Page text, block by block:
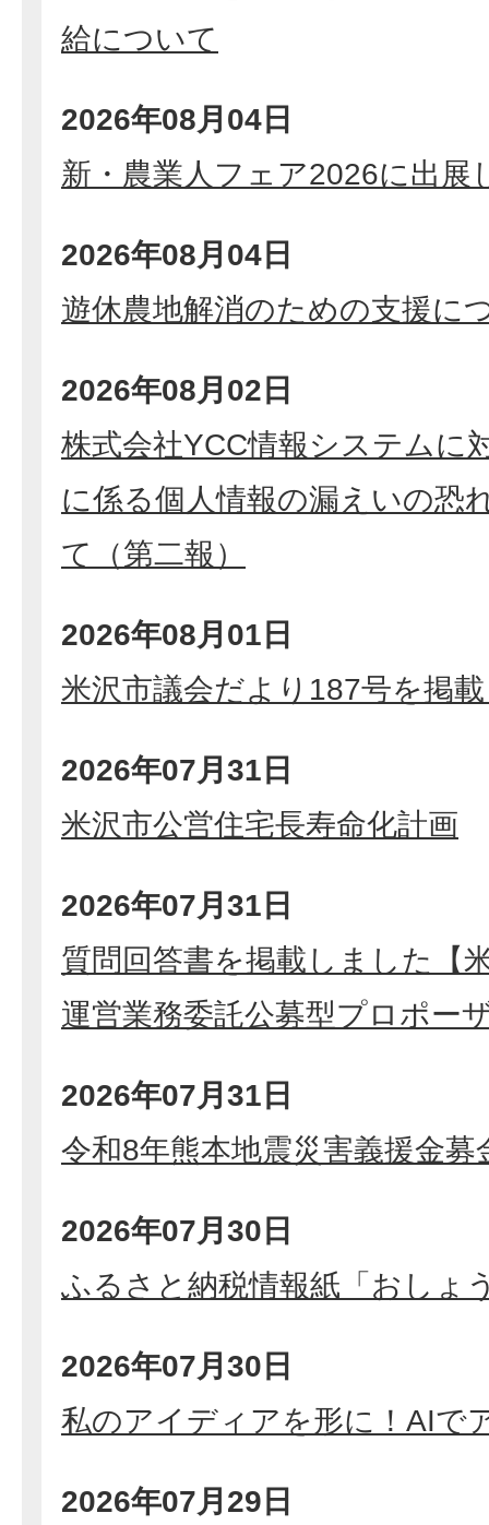
給について
2026年08月04日
新・農業人フェア2026に出展
2026年08月04日
遊休農地解消のための支援に
2026年08月02日
株式会社YCC情報システムに
に係る個人情報の漏えいの恐
て（第二報）
2026年08月01日
米沢市議会だより187号を掲
2026年07月31日
米沢市公営住宅長寿命化計画
2026年07月31日
質問回答書を掲載しました【
運営業務委託公募型プロポー
2026年07月31日
令和8年熊本地震災害義援金
2026年07月30日
ふるさと納税情報紙「おしょ
2026年07月30日
私のアイディアを形に！AIで
2026年07月29日